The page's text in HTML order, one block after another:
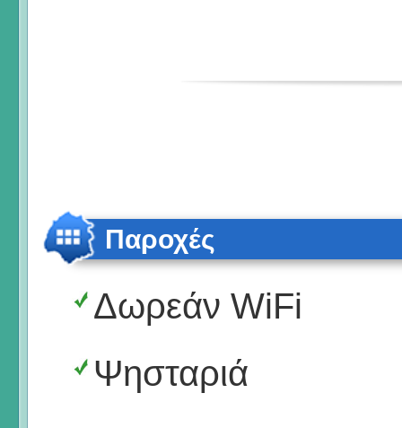
Παροχές
Δωρεάν WiFi
Ψησταριά